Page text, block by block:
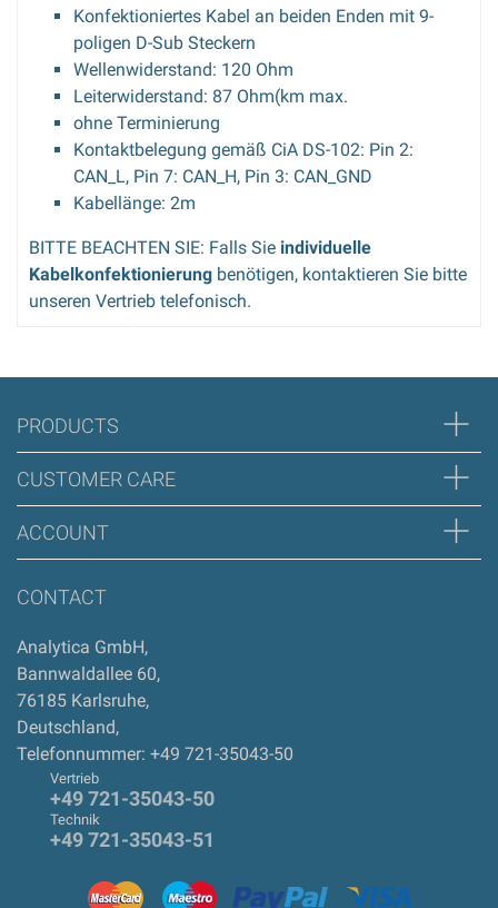
Konfektioniertes Kabel an beiden Enden mit 9-
poligen D-Sub Steckern
Wellenwiderstand: 120 Ohm
Leiterwiderstand: 87 Ohm(km max.
ohne Terminierung
Kontaktbelegung gemäß CiA DS-102: Pin 2:
CAN_L, Pin 7: CAN_H, Pin 3: CAN_GND
Kabellänge: 2m
BITTE BEACHTEN SIE: Falls Sie individuelle
Kabelkonfektionierung benötigen, kontaktieren Sie bitte
unseren Vertrieb telefonisch.
Zur Zeit gibt es keine Produktrezensionen. Sei der erste, der
Bewertung schreiben
PRODUCTS
CUSTOMER CARE
ACCOUNT
CONTACT
Analytica GmbH,
Bannwaldallee 60,
76185 Karlsruhe,
Deutschland,
Telefonnummer: +49 721-35043-50
Vertrieb
+49 721-35043-50
Technik
+49 721-35043-51